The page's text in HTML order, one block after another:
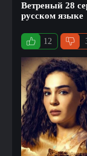
Ветреный 28
русском языке
12